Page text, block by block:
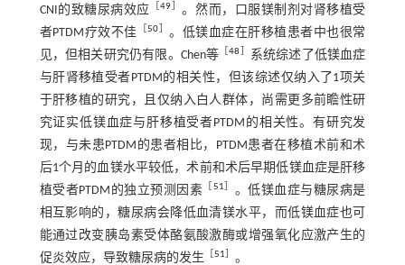
CNI的致糖尿病效应 ［49
。然而，口服镁制剂对肾移植受
者PTDM疗效不佳 ［50
。低镁血症在肝移植患者中也很常
见，但相关研究仍有限。Chen等 ［48
系统综述了低镁血症
与肝肾移植受者PTDM的相关性，但该综述仅纳入了1项关
于肝移植的研究，且仅纳入白人群体，尚需更多前瞻性研
究证实低镁血症与肝移植受者PTDM的相关性。有研究发
现，与未患PTDM的患者相比，PTDM患者在移植术前和术
后1个月的血镁水平较低，术前和术后早期低镁血症是肝移
植受者PTDM的独立预测因素
51
。低镁血症与糖尿病是
相互影响的，糖尿病会降低血清镁水平，而低镁血症也可
能通过改变胰岛素受体酪氨酸激酶或增强氧化应激产生的
促炎效应，导致糖尿病的发生
51 。